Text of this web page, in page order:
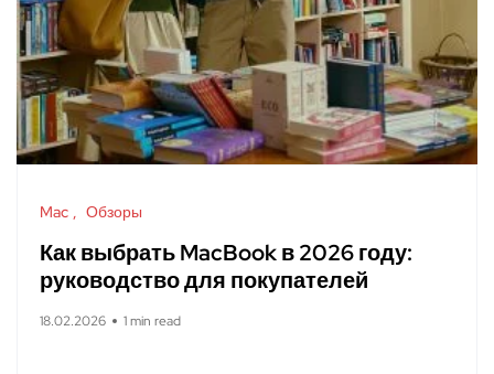
Mac Обзоры
Как выбрать MacBook в 2026 году:
руководство для покупателей
18.02.2026 1 min read